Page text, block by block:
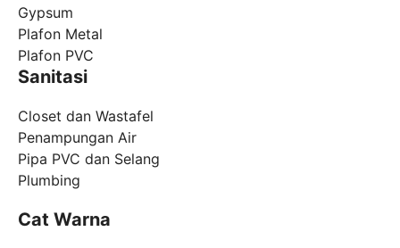
Gypsum
Plafon Metal
Plafon PVC
Sanitasi
Closet dan Wastafel
Penampungan Air
Pipa PVC dan Selang
Plumbing
Cat Warna